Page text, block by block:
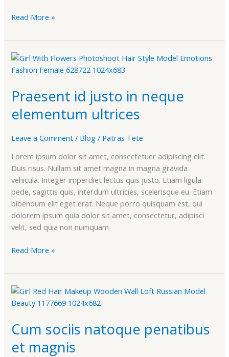
Read More »
Praesent id justo in neque
elementum ultrices
Leave a Comment / Blog / Patras Tete
Lorem ipsum dolor sit amet, consectetuer adipiscing elit.
Duis risus. Nullam sit amet magna in magna gravida
vehicula. Integer imperdiet lectus quis justo. Etiam ligula
pede, sagittis quis, interdum ultricies, scelerisque eu. Etiam
bibendum elit eget erat. Neque porro quisquam est, qui
dolorem ipsum quia dolor sit amet, consectetur, adipisci
velit, sed quia non numquam
Praesent
id
in
neque
elementum
Read More »
Cum sociis natoque penatibus
et magnis
Cum
sociis
penatibus
et
magnis